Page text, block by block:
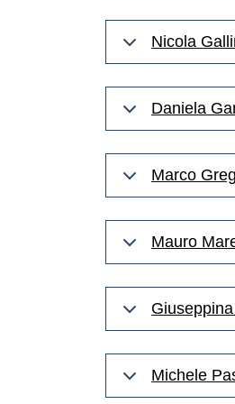
Nicola
Daniela
Marco
Mauro
Michele